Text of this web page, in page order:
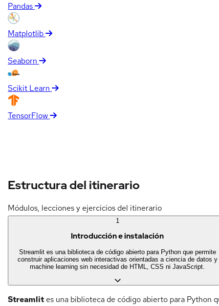
Pandas
Matplotlib
Seaborn
Scikit Learn
TensorFlow
Estructura del itinerario
Módulos, lecciones y ejercicios del itinerario
1
Introducción e instalación
Streamlit es una biblioteca de código abierto para Python que permite
construir aplicaciones web interactivas orientadas a ciencia de datos y
machine learning sin necesidad de HTML, CSS ni JavaScript.
Streamlit es una biblioteca de código abierto para Python